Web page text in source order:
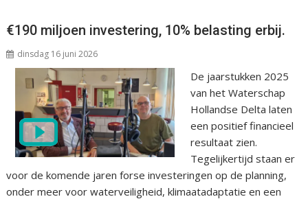
€190 miljoen investering, 10% belasting erbij.
dinsdag 16 juni 2026
De jaarstukken 2025
van het Waterschap
Hollandse Delta laten
een positief financieel
resultaat zien.
Tegelijkertijd staan er
voor de komende jaren forse investeringen op de planning,
onder meer voor waterveiligheid, klimaatadaptatie en een